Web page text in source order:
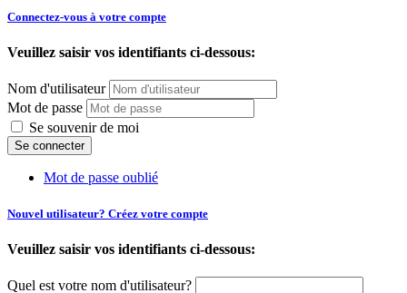
Connectez-vous à votre compte
Veuillez saisir vos identifiants ci-dessous:
Nom d'utilisateur
Mot de passe
Se souvenir de moi
Mot de passe oublié
Nouvel utilisateur? Créez votre compte
Veuillez saisir vos identifiants ci-dessous:
Quel est votre nom d'utilisateur?